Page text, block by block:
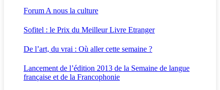
Forum A nous la culture
Sofitel : le Prix du Meilleur Livre Etranger
De l’art, du vrai : Où aller cette semaine ?
Lancement de l’édition 2013 de la Semaine de langue
française et de la Francophonie